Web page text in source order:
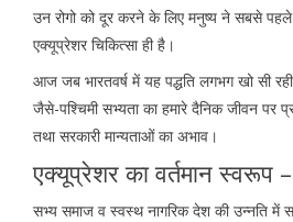
उन रोगो को दूर करने के लिए मनुष्य ने सबसे पहले
एक्यूप्रेशर चिकित्सा ही है।
आज जब भारतवर्ष में यह पद्धति लगभग खो सी
जैसे-पश्चिमी सभ्यता का हमारे दैनिक जीवन पर
तथा सरकारी मान्यताओं का अभाव।
एक्यूप्रेशर का वर्तमान स्वरूप –
सभ्य समाज व स्वस्थ नागरिक देश की उन्नति में